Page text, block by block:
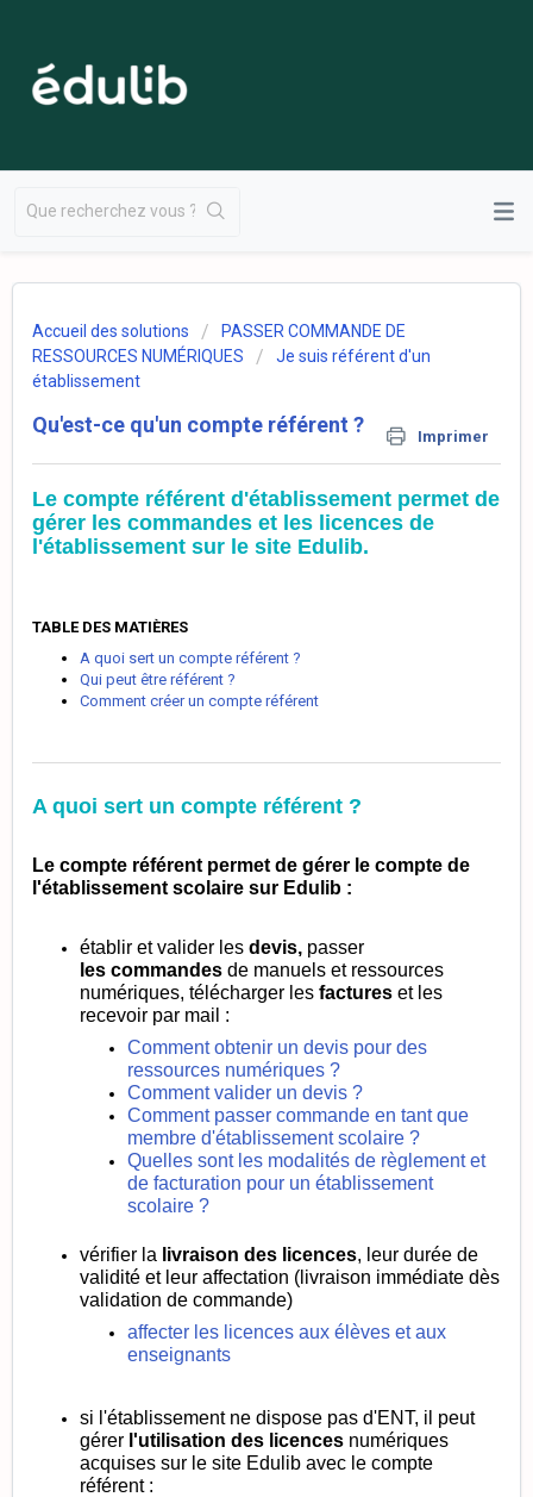
Accueil des solutions
PASSER COMMANDE DE
RESSOURCES NUMÉRIQUES
Je suis référent d'un
établissement
Qu'est-ce qu'un compte référent ? Imprimer
Le compte référent d'établissement permet de
gérer les commandes et les licences de
l'établissement sur le site Edulib.
TABLE DES MATIÈRES
A quoi sert un compte référent ?
Qui peut être référent ?
Comment créer un compte référent
A quoi sert un compte référent ?
Le compte référent permet de gérer le compte de
l'établissement scolaire sur Edulib :
établir et valider les devis, passer
les commandes de manuels et ressources
numériques, télécharger les factures et les
recevoir par mail :
Comment obtenir un devis pour des
ressources numériques ?
Comment valider un devis ?
Comment passer commande en tant que
membre d'établissement scolaire ?
Quelles sont les modalités de règlement et
de facturation pour un établissement
scolaire ?
vérifier la livraison des licences, leur durée de
validité et leur affectation (livraison immédiate dès
validation de commande)
affecter les licences aux élèves et aux
enseignants
si l'établissement ne dispose pas d'ENT, il peut
gérer l'utilisation des licences numériques
acquises sur le site Edulib avec le compte
référent :